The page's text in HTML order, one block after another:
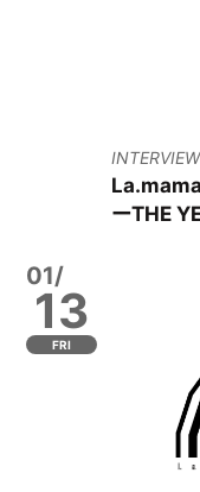
INTERVIEW
ーTHE
01/
13
FRI